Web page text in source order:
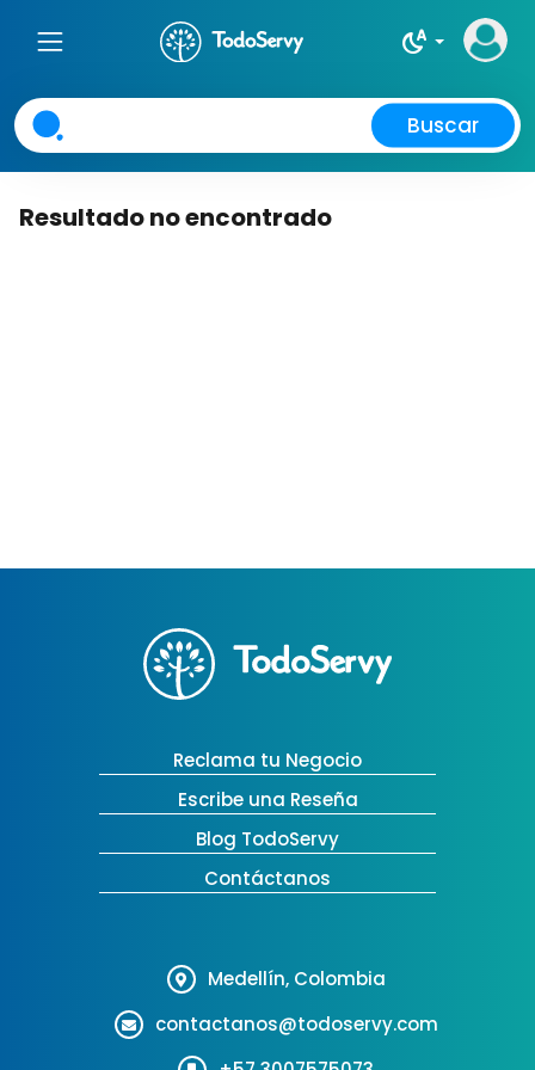
night_sight_auto
Buscar
Resultado no encontrado
Reclama tu Negocio
Escribe una Reseña
Blog TodoServy
Contáctanos
Medellín, Colombia
contactanos@todoservy.com